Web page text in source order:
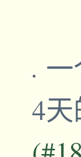
4天